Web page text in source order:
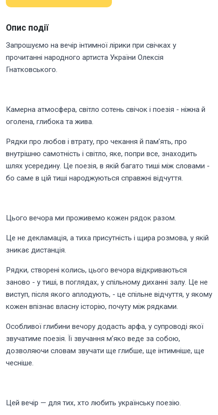
Опис події
Запрошуємо на вечір інтимної лірики при свічках у
прочитанні народного артиста України Олексія
Гнатковського.
Камерна атмосфера, світло сотень свічок і поезія - ніжна й
оголена, глибока та жива.
Рядки про любов і втрату, про чекання й памʼять, про
внутрішню самотність і світло, яке, попри все, знаходить
шлях усередину. Це поезія, в якій багато тиші між словами -
бо саме в цій тиші народжуються справжні відчуття.
Цього вечора ми проживемо кожен рядок разом.
Це не декламація, а тиха присутність і щира розмова, у якій
зникає дистанція.
Рядки, створені колись, цього вечора відкриваються
заново - у тиші, в поглядах, у спільному диханні залу. Це не
виступ, після якого аплодують, - це спільне відчуття, у якому
кожен впізнає власну історію, почуту між рядками.
Особливої глибини вечору додасть арфа, у супроводі якої
звучатиме поезія. Її звучання м’яко веде за собою,
дозволяючи словам звучати ще глибше, ще інтимніше, ще
чесніше.
Цей вечір — для тих, хто любить українську поезію.